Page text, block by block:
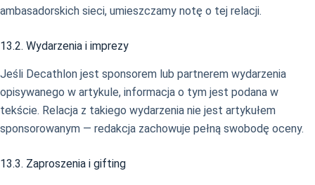
ambasadorskich sieci, umieszczamy notę o tej relacji.
13.2. Wydarzenia i imprezy
Jeśli Decathlon jest sponsorem lub partnerem wydarzenia
opisywanego w artykule, informacja o tym jest podana w
tekście. Relacja z takiego wydarzenia nie jest artykułem
sponsorowanym — redakcja zachowuje pełną swobodę oceny.
13.3. Zaproszenia i gifting